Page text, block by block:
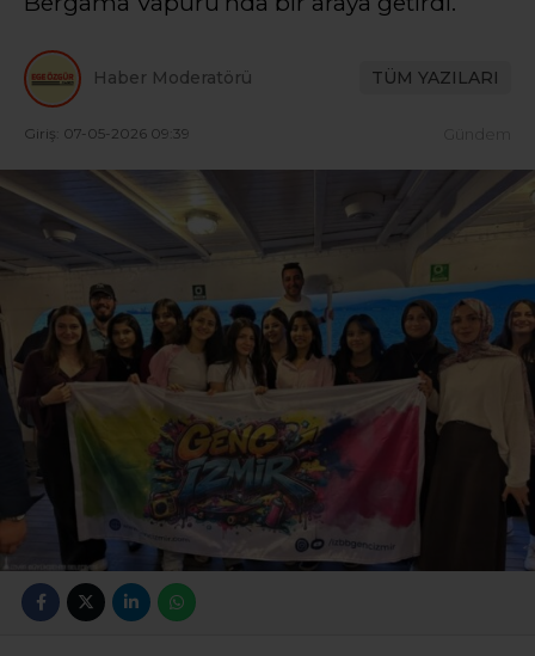
Haber Moderatörü TÜM YAZILARI
Giriş: 07-05-2026 09:39 Gündem